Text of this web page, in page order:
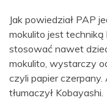
Jak powiedział PAP
mokulito jest
stosować nawet
mokulito, wystarczy
czyli papier
tłumaczył Kobayashi.